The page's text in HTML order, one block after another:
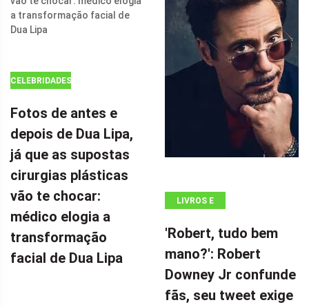
SEU FILME DE
AÇÃO DE $ 100
MILHÕES POR
CELEBRIDADES
Fotos de antes e
depois de Dua Lipa,
já que as supostas
cirurgias plásticas
vão te chocar:
médico elogia a
transformação
facial de Dua Lipa
LIVROS E
'Robert, tudo bem
mano?': Robert
Downey Jr confunde
fãs, seu tweet exige